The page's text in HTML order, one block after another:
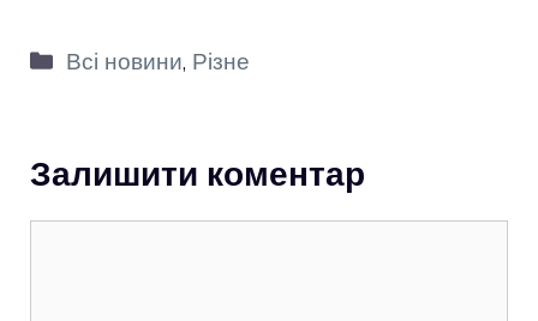
Категорії
Всі новини, Різне
Залишити коментар